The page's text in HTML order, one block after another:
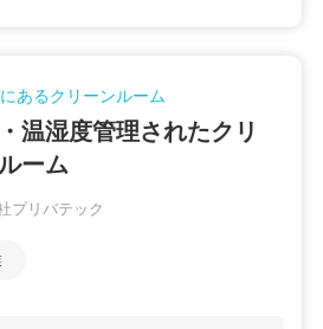
あるクリーンルーム
温湿度管理されたクリ
ーム
プリバテック